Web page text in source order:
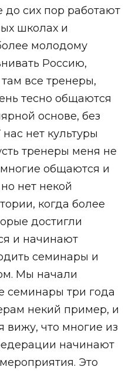
до сих пор работают
школах и
молодому
Россию,
все тренеры,
тесно общаются
основе, без
нет культуры
тренеры меня не
общаются и
нет некой
когда более
достигли
и начинают
семинары и
Мы начали
семинары три года
некий пример, и
вижу, что многие из
начинают
Это